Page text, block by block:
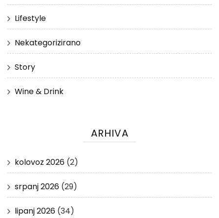
Lifestyle
Nekategorizirano
Story
Wine & Drink
ARHIVA
kolovoz 2026 (2)
srpanj 2026 (29)
lipanj 2026 (34)